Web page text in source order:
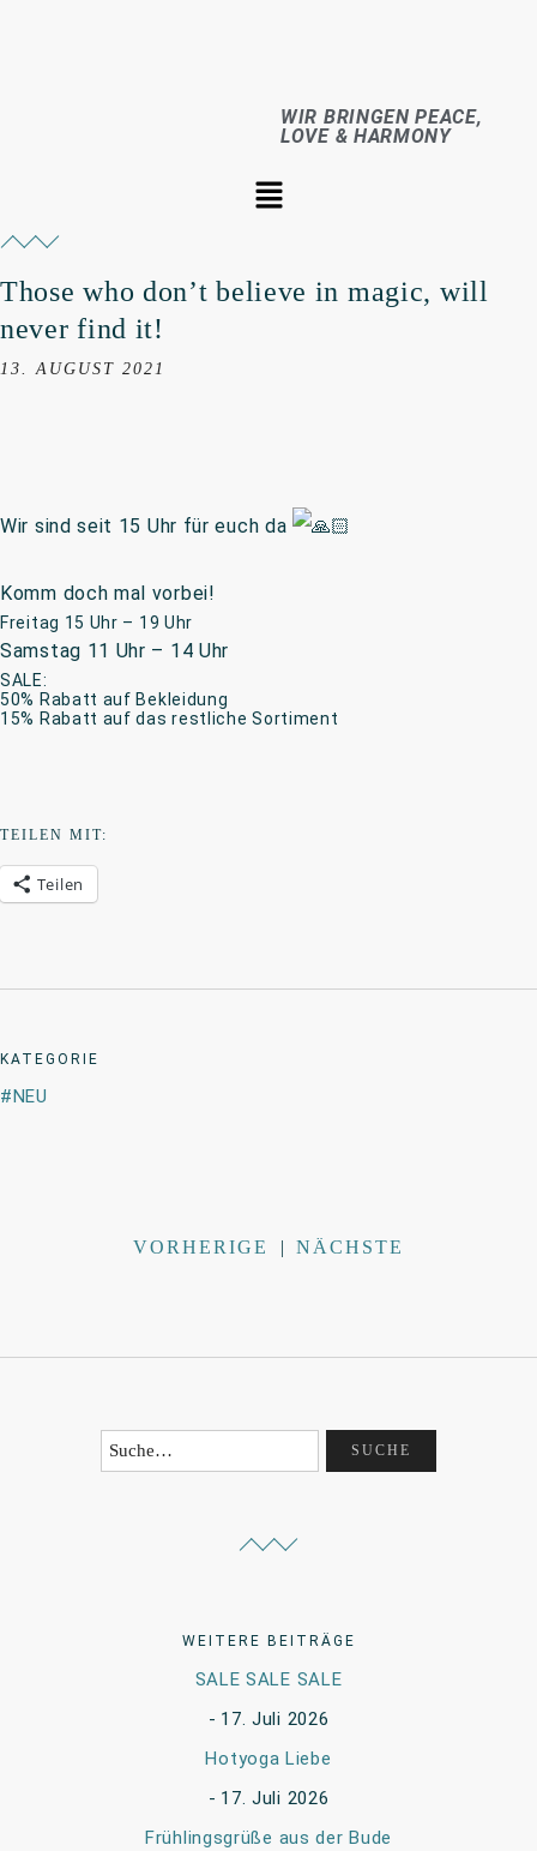
WIR BRINGEN PEACE,
LOVE & HARMONY
Those who don’t believe in magic, will
never find it!
13. AUGUST 2021
Wir sind seit 15 Uhr für euch da
Komm doch mal vorbei!
Freitag 15 Uhr – 19 Uhr
Samstag 11 Uhr – 14 Uhr
SALE:
50% Rabatt auf Bekleidung
15% Rabatt auf das restliche Sortiment
TEILEN MIT:
Teilen
KATEGORIE
NEU
VORHERIGE | NÄCHSTE
WEITERE BEITRÄGE
SALE SALE SALE
17. Juli 2026
Hotyoga Liebe
17. Juli 2026
Frühlingsgrüße aus der Bude